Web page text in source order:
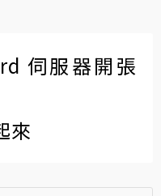
伺服器開張
來